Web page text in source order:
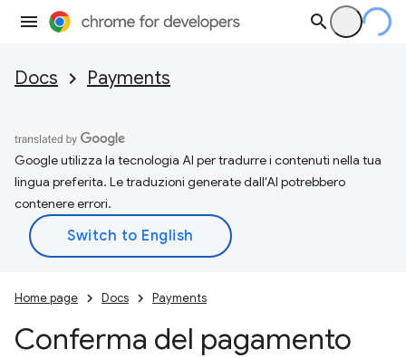
Docs Payments
Google utilizza la tecnologia AI per tradurre i contenuti nella tua
lingua preferita. Le traduzioni generate dall'AI potrebbero
contenere errori.
Home page Docs Payments
Conferma del pagamento